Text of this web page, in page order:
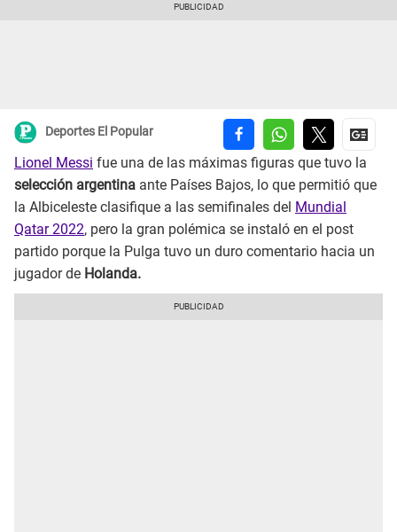
Deportes El Popular
Lionel Messi fue una de las máximas figuras que tuvo la
selección argentina ante Países Bajos, lo que permitió que
la Albiceleste clasifique a las semifinales del Mundial
Qatar 2022, pero la gran polémica se instaló en el post
partido porque la Pulga tuvo un duro comentario hacia un
jugador de Holanda.